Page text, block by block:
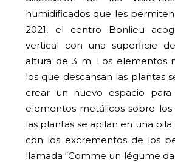
humidificados que les
2021, el centro Bonlieu
vertical con una superficie
altura de 3 m. Los elementos
los que descansan las plantas
crear un nuevo espacio
elementos metálicos sobre los
las plantas se apilan en una
con los excrementos de los
llamada “Comme un légume